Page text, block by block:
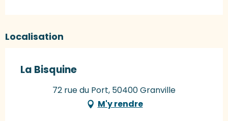
Localisation
La Bisquine
72 rue du Port, 50400 Granville
M'y rendre